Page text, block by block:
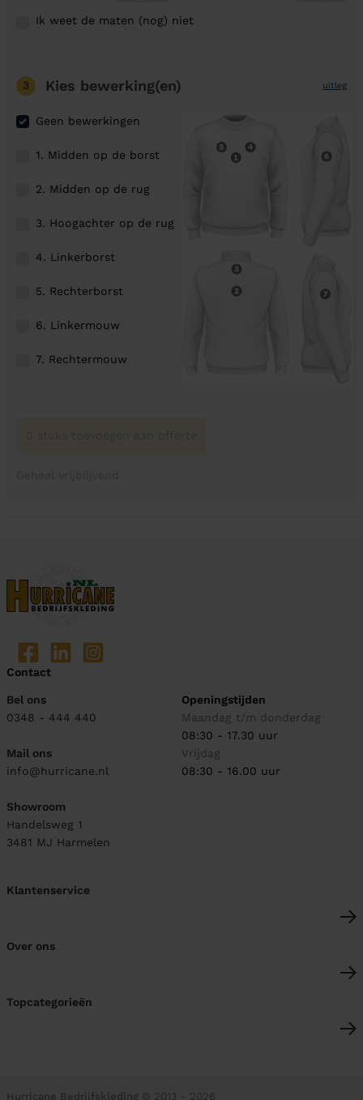
Ik weet de maten (nog) niet
3 Kies bewerking(en) uitleg
Geen bewerkingen
1. Midden op de borst
2. Midden op de rug
3. Hoogachter op de rug
4. Linkerborst
5. Rechterborst
6. Linkermouw
7. Rechtermouw
Contact
Bel ons
0348 - 444 440
Mail ons
info@hurricane.nl
Showroom
Handelsweg 1
3481 MJ Harmelen
Openingstijden
Maandag t/m donderdag
08:30 - 17.30 uur
Vrijdag
08:30 - 16.00 uur
Klantenservice
Over ons
Topcategorieën
Hurricane Bedrijfskleding © 2013 - 2026